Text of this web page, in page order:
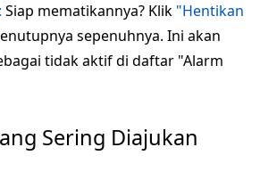
Siap mematikannya? Klik "Hentikan
sepenuhnya. Ini akan
tidak aktif di daftar "Alarm
Sering Diajukan